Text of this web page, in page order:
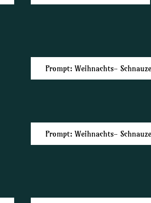
Prompt: Weihnachts-
Prompt: Weihnachts-